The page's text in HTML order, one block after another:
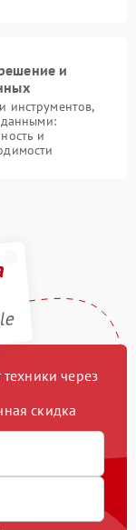
и
инструментов,
данными:
и
через
скидка